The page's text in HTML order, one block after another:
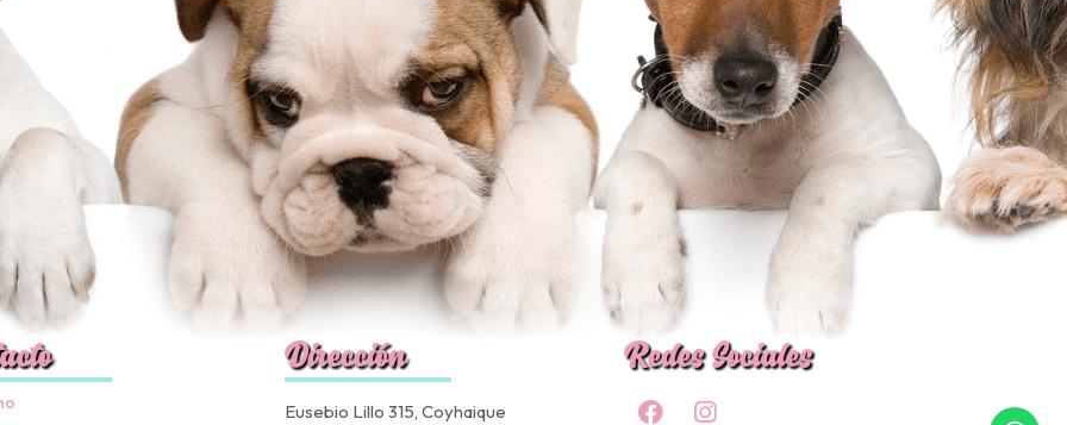
Dirección
Eusebio Lillo 315, Coyhaique
Redes Sociales